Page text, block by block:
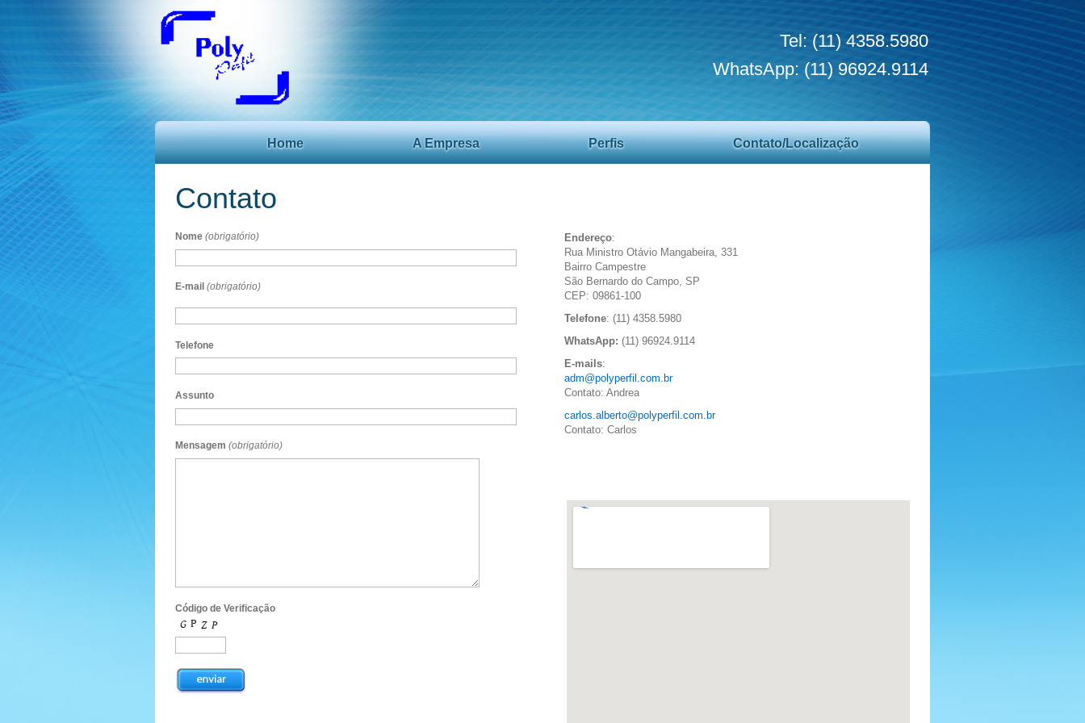
Tel: (11) 4358.5980
WhatsApp: (11) 96924.9114
Home A Empresa Perfis Contato/Localização
Contato
Nome (obrigatório)
E-mail (obrigatório)
Telefone
Assunto
Mensagem (obrigatório)
Código de Verificação
Endereço:
Rua Ministro Otávio Mangabeira, 331
Bairro Campestre
São Bernardo do Campo, SP
CEP: 09861-100
Telefone: (11) 4358.5980
WhatsApp: (11) 96924.9114
E-mails:
adm@polyperfil.com.br
Contato: Andrea
carlos.alberto@polyperfil.com.br
Contato: Carlos